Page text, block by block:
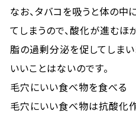
なお、タバコを吸うと体の中
てしまうので、酸化が進むほ
脂の過剰分泌を促してしまい
いいことはないのです。
毛穴にいい食べ物を食べる
毛穴にいい食べ物は抗酸化